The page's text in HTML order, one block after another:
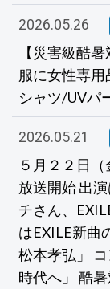
2026.05.26
【災害級酷
服に女性専
シャツ/UVパ
2026.05.21
５月２２日
放送開始 出
チさん、
はEXILE新曲
松本孝弘」
時代へ」 酷